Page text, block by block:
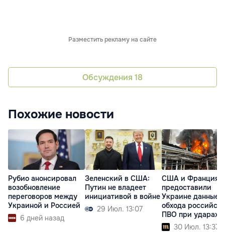
Разместить рекламу на сайте
Обсуждения 18
Похожие новости
Рубио анонсировал
возобновление
переговоров между
Украиной и Россией
6 дней назад
Зеленский в США:
Путин не владеет
инициативой в войне
29 Июл. 13:07
США и Франция
предоставили
Украине данные
обхода
ПВО при ударах
НПЗ30 Июл. 13:37